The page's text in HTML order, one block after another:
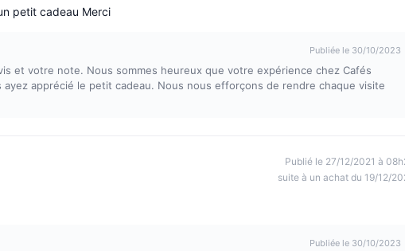
petit cadeau Merci
Publiée le 30/10/2023
et votre note. Nous sommes heureux que votre expérience chez Cafés
apprécié le petit cadeau. Nous nous efforçons de rendre chaque visite
Publié le 27/12/2021 à
suite à un achat du 19/12/
Publiée le 30/10/2023